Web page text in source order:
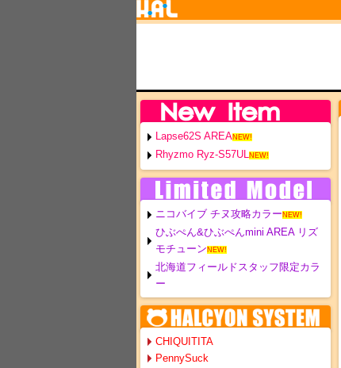
Lapse62S AREANEW!
Rhyzmo Ryz-S57ULNEW!
ニコバイブ チヌ攻略カラー NEW!
ひぶぺん&ひぶぺんmini AREA リズ
モチューン NEW!
北海道フィールドスタッフ限定カラ
ー
CHIQUITITA
PennySuck